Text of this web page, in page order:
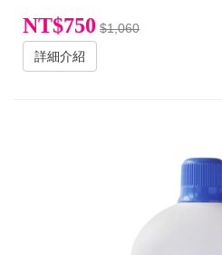
NT$750 $1,060
詳細介紹